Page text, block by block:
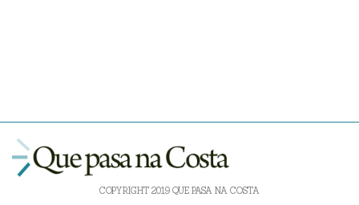
COPYRIGHT 2019 QUE PASA NA COSTA